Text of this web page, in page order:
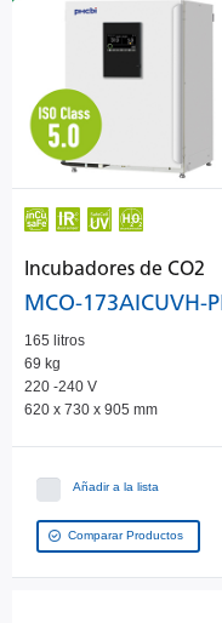
Incubadores de CO2
MCO-173AICUVH-
165 litros
69 kg
220 -240 V
620 x 730 x 905 mm
Añadir a la lista
Comparar Productos